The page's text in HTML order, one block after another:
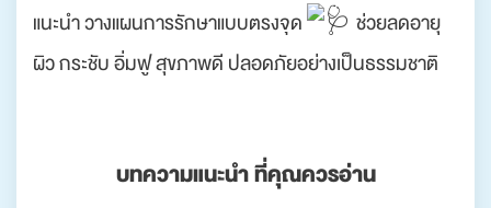
แนะนำ วางแผนการรักษาแบบตรงจุด
ช่วยลดอายุ
ผิว กระชับ อิ่มฟู สุขภาพดี ปลอดภัยอย่างเป็นธรรมชาติ
บทความแนะนำ ที่คุณควรอ่าน